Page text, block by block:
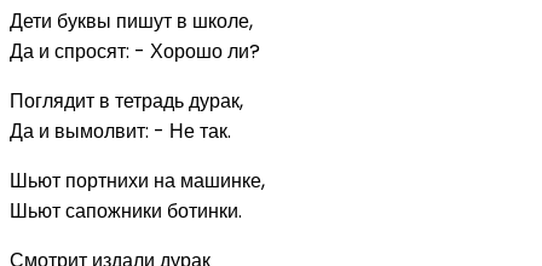
Дети буквы пишут в школе,
Да и спросят: - Хорошо ли?
Поглядит в тетрадь дурак,
Да и вымолвит: - Не так.
Шьют портнихи на машинке,
Шьют сапожники ботинки.
Смотрит издали дурак